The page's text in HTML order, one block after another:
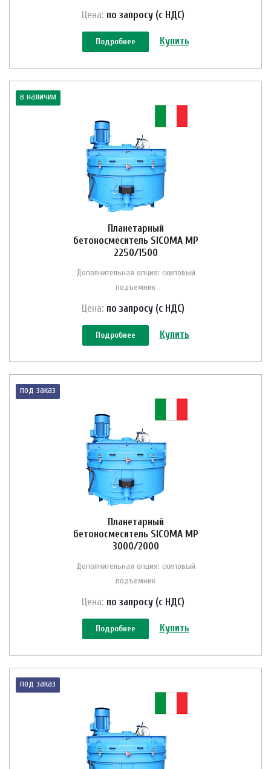
Цена: по запросу (с НДС)
Подробнее Купить
в наличии
Планетарный
бетоносмеситель SICOMA MP
2250/1500
Дополнительная опция: скиповый
подъемник
Цена: по запросу (с НДС)
Подробнее Купить
под заказ
Планетарный
бетоносмеситель SICOMA MP
3000/2000
Дополнительная опция: скиповый
подъемник
Цена: по запросу (с НДС)
Подробнее Купить
под заказ